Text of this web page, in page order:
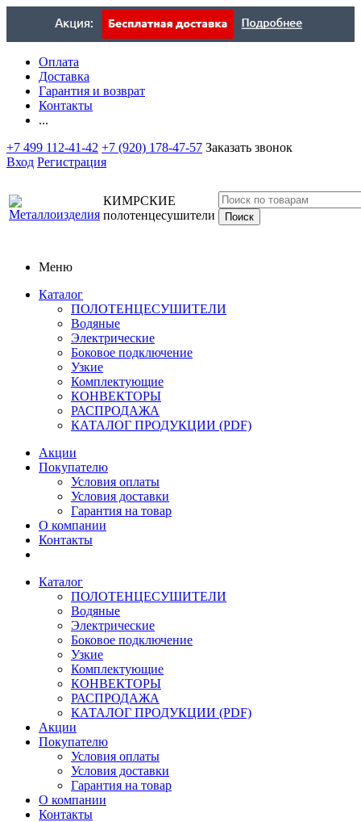
Оплата
Доставка
Гарантия и возврат
Контакты
...
+7 499 112-41-42 +7 (920) 178-47-57 Заказать звонок
Вход Регистрация
КИМРСКИЕ
полотенцесушители
Меню
Каталог
ПОЛОТЕНЦЕСУШИТЕЛИ
Водяные
Электрические
Боковое подключение
Узкие
Комплектующие
КОНВЕКТОРЫ
РАСПРОДАЖА
КАТАЛОГ ПРОДУКЦИИ (PDF)
Акции
Покупателю
Условия оплаты
Условия доставки
Гарантия на товар
О компании
Контакты
Каталог
ПОЛОТЕНЦЕСУШИТЕЛИ
Водяные
Электрические
Боковое подключение
Узкие
Комплектующие
КОНВЕКТОРЫ
РАСПРОДАЖА
КАТАЛОГ ПРОДУКЦИИ (PDF)
Акции
Покупателю
Условия оплаты
Условия доставки
Гарантия на товар
О компании
Контакты